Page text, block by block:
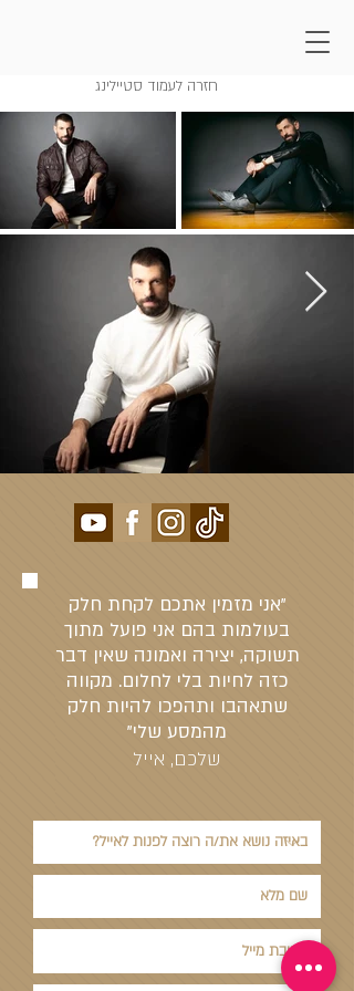
חזרה לעמוד סטיילינג
"אני מזמין אתכם לקחת חלק
בעולמות בהם אני פועל מתוך
תשוקה, יצירה ואמונה שאין דבר
כזה לחיות בלי לחלום. מקווה
שתאהבו ותהפכו להיות חלק
מהמסע שלי"
שלכם, אייל